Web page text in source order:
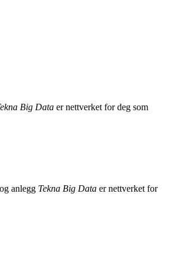
Big Data er nettverket for deg som
anlegg Tekna Big Data er nettverket for